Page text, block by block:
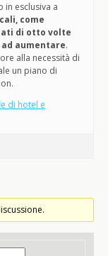
esclusiva a
come
di otto volte
aumentare.
alla necessità di
un piano di
di hotel e